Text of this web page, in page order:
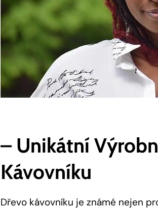
– Unikátní
Kávovníku
Dřevo kávovníku je známé nejen